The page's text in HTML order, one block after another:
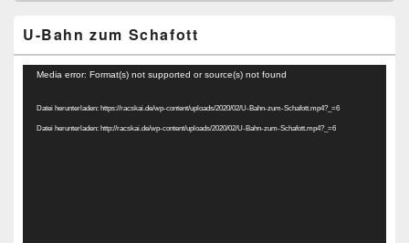
U-Bahn zum Schafott
Video-
Media error: Format(s) not supported or source(s) not found
Datei herunterladen: https://racskai.de/wp-content/uploads/2020/02/U-Bahn-zum-Schafott.mp4?_=6
Datei herunterladen: http://racskai.de/wp-content/uploads/2020/02/U-Bahn-zum-Schafott.mp4?_=6